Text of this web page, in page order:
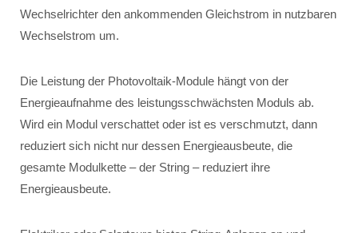
Wechselrichter den ankommenden Gleichstrom in nutzbaren
Wechselstrom um.
Die Leistung der Photovoltaik-Module hängt von der
Energieaufnahme des leistungsschwächsten Moduls ab.
Wird ein Modul verschattet oder ist es verschmutzt, dann
reduziert sich nicht nur dessen Energieausbeute, die
gesamte Modulkette – der String – reduziert ihre
Energieausbeute.